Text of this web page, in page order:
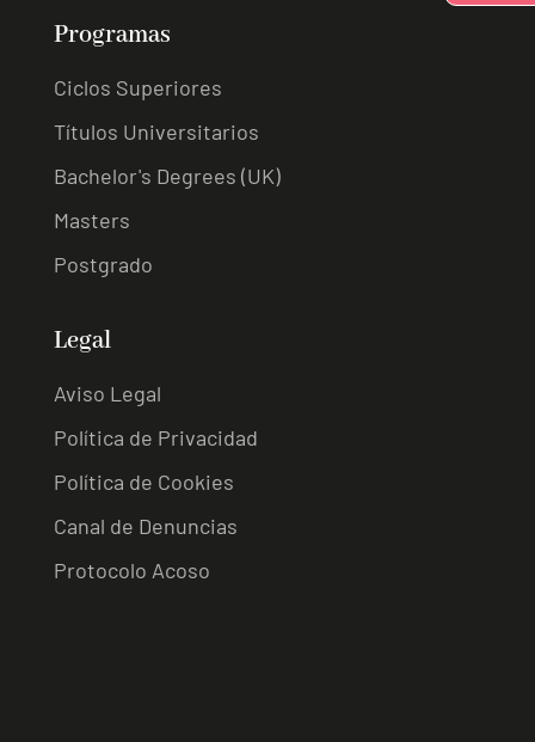
Programas
Ciclos Superiores
Títulos Universitarios
Bachelor's Degrees (UK)
Masters
Postgrado
Legal
Aviso Legal
Política de Privacidad
Política de Cookies
Canal de Denuncias
Protocolo Acoso